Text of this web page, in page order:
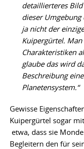
detaillierteres
dieser
ja nicht der
Kuipergürtel.
Charakteristiken
glaube das wird
Beschreibung
Planetensystem.“
Gewisse
Kuipergürtel sogar
etwa, dass sie
Begleitern den für